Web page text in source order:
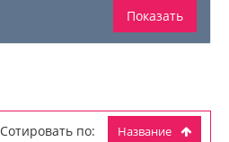
Сотировать по: Название